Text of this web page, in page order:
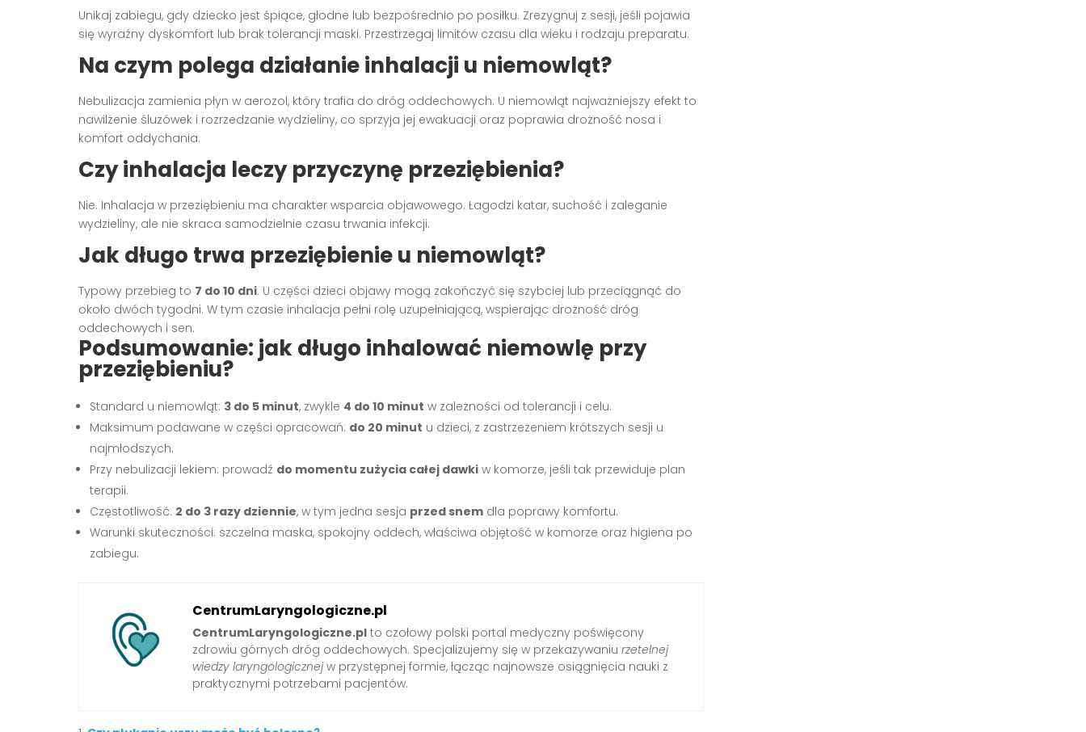
Unikaj zabiegu, gdy dziecko jest śpiące, głodne lub bezpośrednio po posiłku. Zrezygnuj z sesji, jeśli pojawia
się wyraźny dyskomfort lub brak tolerancji maski. Przestrzegaj limitów czasu dla wieku i rodzaju preparatu.
Na czym polega działanie inhalacji u niemowląt?
Nebulizacja zamienia płyn w aerozol, który trafia do dróg oddechowych. U niemowląt najważniejszy efekt to
nawilżenie śluzówek i rozrzedzanie wydzieliny, co sprzyja jej ewakuacji oraz poprawia drożność nosa i
komfort oddychania.
Czy inhalacja leczy przyczynę przeziębienia?
Nie. Inhalacja w przeziębieniu ma charakter wsparcia objawowego. Łagodzi katar, suchość i zaleganie
wydzieliny, ale nie skraca samodzielnie czasu trwania infekcji.
Jak długo trwa przeziębienie u niemowląt?
Typowy przebieg to 7 do 10 dni. U części dzieci objawy mogą zakończyć się szybciej lub przeciągnąć do
około dwóch tygodni. W tym czasie inhalacja pełni rolę uzupełniającą, wspierając drożność dróg
oddechowych i sen.
Podsumowanie: jak długo inhalować niemowlę przy
przeziębieniu?
Standard u niemowląt: 3 do 5 minut, zwykle 4 do 10 minut w zależności od tolerancji i celu.
Maksimum podawane w części opracowań: do 20 minut u dzieci, z zastrzeżeniem krótszych sesji u
najmłodszych.
Przy nebulizacji lekiem: prowadź do momentu zużycia całej dawki w komorze, jeśli tak przewiduje plan
terapii.
Częstotliwość: 2 do 3 razy dziennie, w tym jedna sesja przed snem dla poprawy komfortu.
Warunki skuteczności: szczelna maska, spokojny oddech, właściwa objętość w komorze oraz higiena po
zabiegu.
CentrumLaryngologiczne.pl
CentrumLaryngologiczne.pl to czołowy polski portal medyczny poświęcony
zdrowiu górnych dróg oddechowych. Specjalizujemy się w przekazywaniu rzetelnej
wiedzy laryngologicznejw przystępnej formie, łącząc najnowsze osiągnięcia nauki z
praktycznymi potrzebami pacjentów.